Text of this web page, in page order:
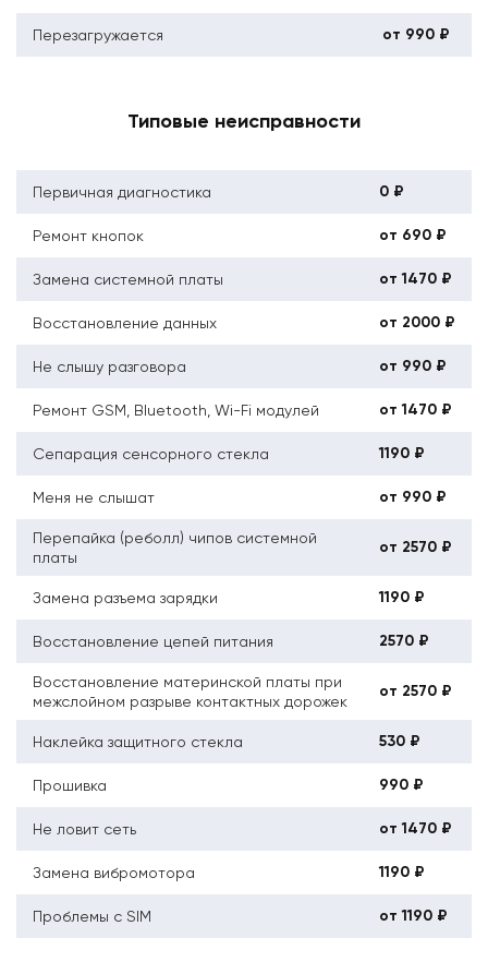
Перезагружается от 990 ₽
Типовые неисправности
Первичная диагностика 0 ₽
Ремонт кнопок от 690 ₽
Замена системной платы от 1470 ₽
Восстановление данных от 2000 ₽
Не слышу разговора от 990 ₽
Ремонт GSM, Bluetooth, Wi-Fi модулей от 1470 ₽
Сепарация сенсорного стекла 1190 ₽
Меня не слышат от 990 ₽
Перепайка (реболл) чипов системной
платы
от 2570 ₽
Замена разъема зарядки 1190 ₽
Восстановление цепей питания 2570 ₽
Восстановление материнской платы при
межслойном разрыве контактных дорожек
от 2570 ₽
Наклейка защитного стекла 530 ₽
Прошивка 990 ₽
Не ловит сеть от 1470 ₽
Замена вибромотора 1190 ₽
Проблемы с SIM от 1190 ₽